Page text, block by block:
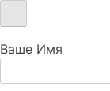
Ваше Имя